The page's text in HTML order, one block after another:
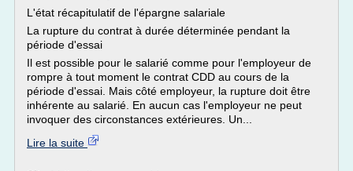
L'état récapitulatif de l'épargne salariale
La rupture du contrat à durée déterminée pendant la
période d'essai
Il est possible pour le salarié comme pour l'employeur de
rompre à tout moment le contrat CDD au cours de la
période d'essai. Mais côté employeur, la rupture doit être
inhérente au salarié. En aucun cas l'employeur ne peut
invoquer des circonstances extérieures. Un...
Lire la suite